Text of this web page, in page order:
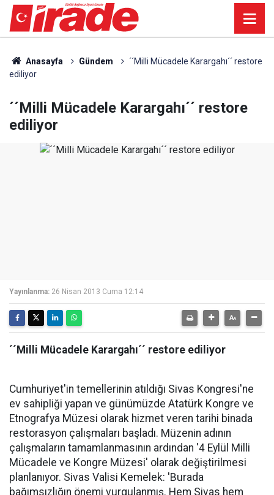
Anasayfa Gündem
´´Milli Mücadele Karargahı´´ restore
ediliyor
´´Milli Mücadele Karargahı´´ restore
ediliyor
Yayınlanma: 26 Nisan 2013 Cuma 12:14
´´Milli Mücadele Karargahı´´ restore ediliyor
Cumhuriyet'in temellerinin atıldığı Sivas Kongresi'ne
ev sahipliği yapan ve günümüzde Atatürk Kongre ve
Etnografya Müzesi olarak hizmet veren tarihi binada
restorasyon çalışmaları başladı. Müzenin adının
çalışmaların tamamlanmasının ardından '4 Eylül Milli
Mücadele ve Kongre Müzesi' olarak değiştirilmesi
planlanıyor. Sivas Valisi Kemelek: 'Burada
bağımsızlığın önemi vurgulanmış. Hem Sivas hem